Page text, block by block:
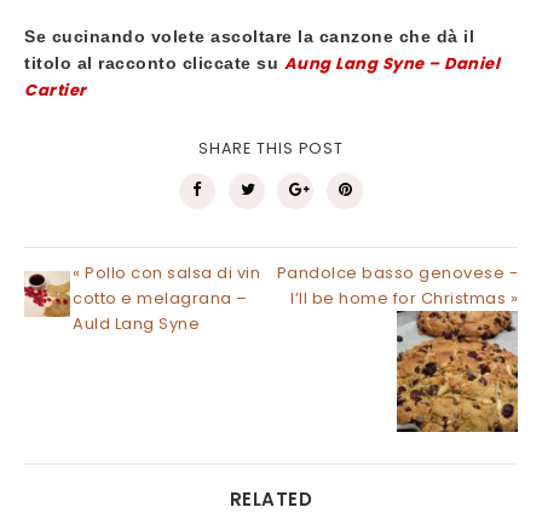
Se cucinando volete ascoltare la canzone che dà il
titolo al racconto cliccate su Aung Lang Syne – Daniel
Cartier
SHARE THIS POST
Pandolce basso genovese -
I’ll be home for Christmas »
« Pollo con salsa di vin
cotto e melagrana –
Auld Lang Syne
RELATED